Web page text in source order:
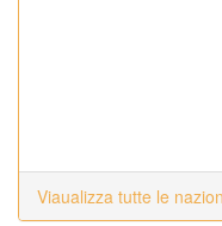
Viaualizza tutte le